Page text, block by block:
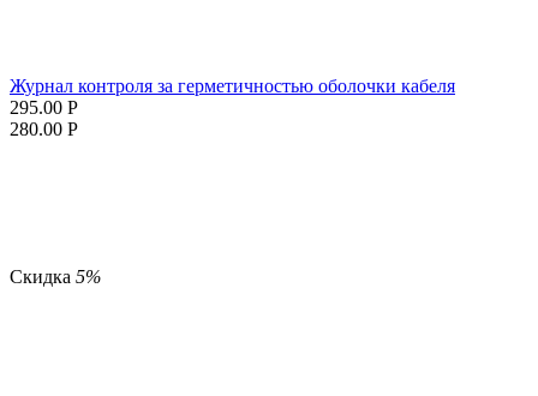
Журнал контроля за герметичностью оболочки кабеля
295.00 Р
280.00 Р
Скидка 5%